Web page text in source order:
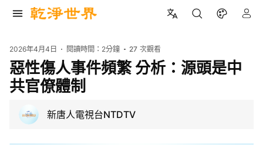
2026年4月4日 閱讀時間： 2分鐘 27 次觀看
惡性傷人事件頻繁 分析：源頭是中
共官僚體制
新唐人電視台NTDTV